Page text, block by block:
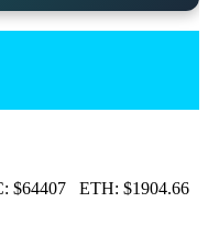
ETH:$1904.66